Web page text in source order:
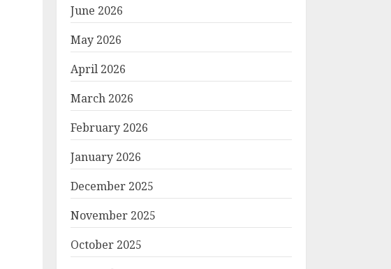
June 2026
May 2026
April 2026
March 2026
February 2026
January 2026
December 2025
November 2025
October 2025